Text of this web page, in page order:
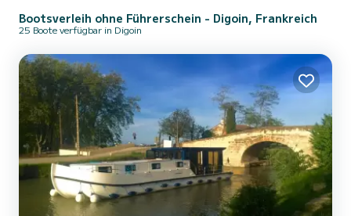
Bootsverleih ohne Führerschein - Digoin, Frankreich
25 Boote verfügbar in Digoin